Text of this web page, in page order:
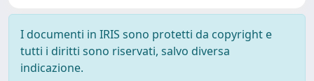
I documenti in IRIS sono protetti da copyright e
tutti i diritti sono riservati, salvo diversa
indicazione.